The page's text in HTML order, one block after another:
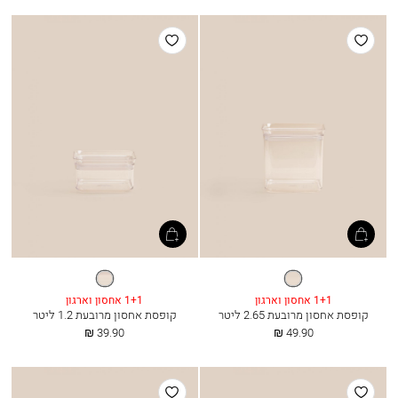
הוסף
למועדפים
שקוף
1+1 אחסון וארגון
קופסת אחסון מרובעת 2.65 ליטר
החל
49.90 ₪
הוסף
למועדפים
שקוף
1+1 אחסון וארגון
קופסת אחסון מרובעת 1.2 ליטר
החל
39.90 ₪
הוסף הוסף